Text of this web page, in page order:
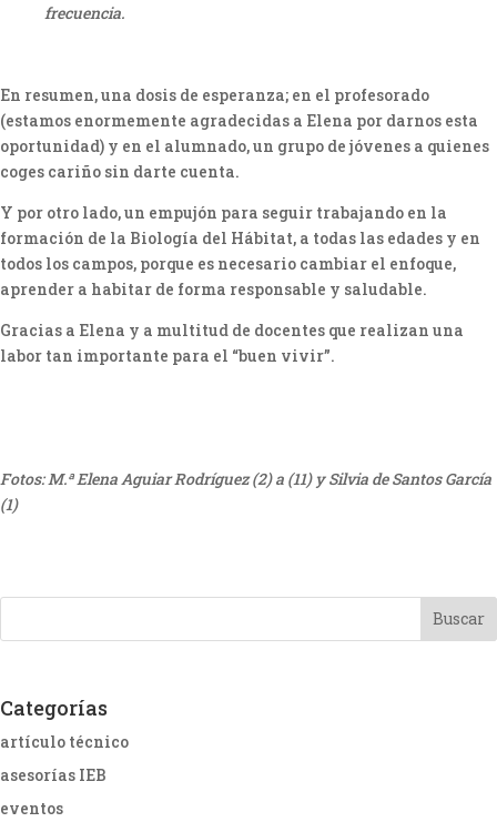
frecuencia.
En resumen, una dosis de esperanza; en el profesorado
(estamos enormemente agradecidas a Elena por darnos esta
oportunidad) y en el alumnado, un grupo de jóvenes a quienes
coges cariño sin darte cuenta.
Y por otro lado, un empujón para seguir trabajando en la
formación de la Biología del Hábitat, a todas las edades y en
todos los campos, porque es necesario cambiar el enfoque,
aprender a habitar de forma responsable y saludable.
Gracias a Elena y a multitud de docentes que realizan una
labor tan importante para el “buen vivir”.
Fotos: M.ª Elena Aguiar Rodríguez (2) a (11) y Silvia de Santos García
(1)
Categorías
artículo técnico
asesorías IEB
eventos